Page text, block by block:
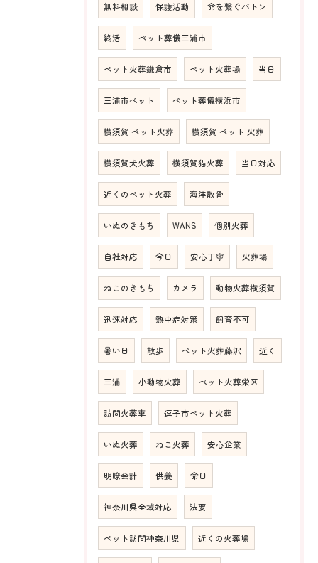
無料相談 保護活動 命を繋ぐバトン
終活 ペット葬儀三浦市
ペット火葬鎌倉市 ペット火葬場 当日
三浦市ペット ペット葬儀横浜市
横須賀 ペット火葬 横須賀 ペット 火葬
横須賀犬火葬 横須賀猫火葬 当日対応
近くのペット火葬 海洋散骨
いぬのきもち WANS 個別火葬
自社対応 今日 安心丁寧 火葬場
ねこのきもち カメラ 動物火葬横須賀
迅速対応 熱中症対策 飼育不可
暑い日 散歩 ペット火葬藤沢 近く
三浦 小動物火葬 ペット火葬栄区
訪問火葬車 逗子市ペット火葬
いぬ火葬 ねこ火葬 安心企業
明瞭会計 供養 命日
神奈川県全域対応 法要
ペット訪問神奈川県 近くの火葬場